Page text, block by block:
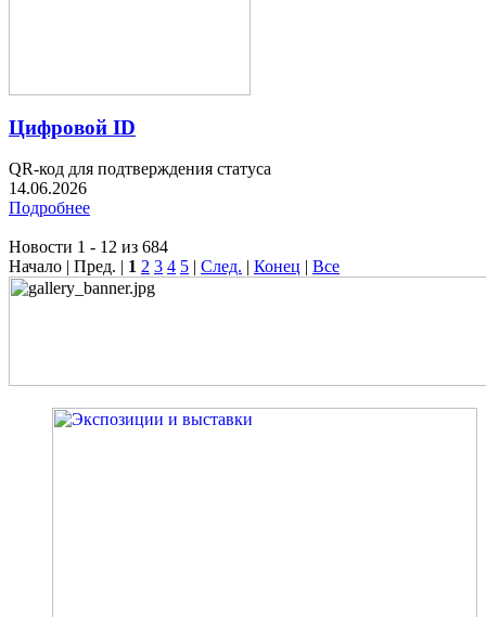
Цифровой ID
QR-код для подтверждения статуса
14.06.2026
Подробнее
Новости 1 - 12 из 684
Начало | Пред. | 1 2 3 4 5 | След. | Конец | Все